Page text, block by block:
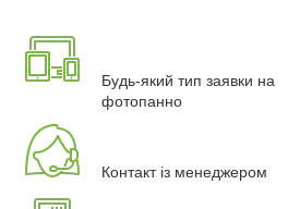
Будь-який тип заявки на
фотопанно
Контакт із менеджером